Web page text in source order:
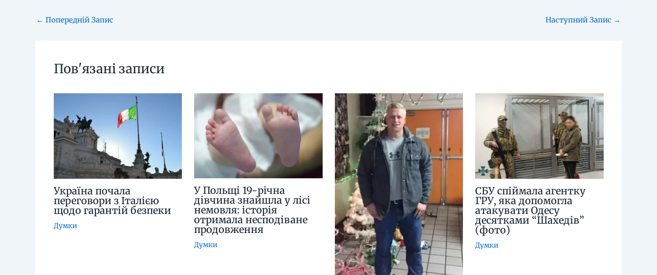
← Попередній Запис Наступний Запис →
Пов'язані записи
Україна почала
переговори з Італією
щодо гарантій безпеки
Думки
У Польщі 19-річна
дівчина знайшла у лісі
немовля: історія
отримала несподіване
продовження
Думки
СБУ спіймала агентку
ГРУ, яка допомогла
атакувати Одесу
десятками “Шахедів”
(фото)
Думки